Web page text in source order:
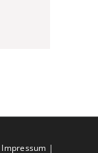
Impressum |